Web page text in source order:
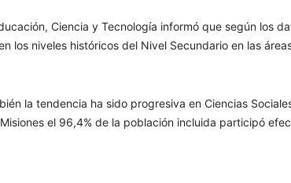
Ciencia y Tecnología informó que según los
los niveles históricos del Nivel Secundario en las
la tendencia ha sido progresiva en Ciencias
el 96,4% de la población incluida participó